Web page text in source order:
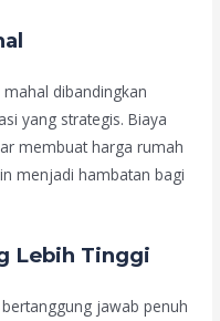
dibandingkan
yang strategis. Biaya
membuat harga rumah
menjadi hambatan bagi
Lebih Tinggi
jawab penuh